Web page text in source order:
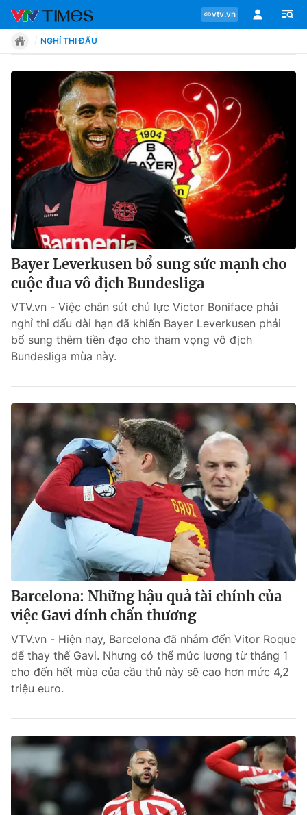
vtv.vn
Chuyên mục
Tin tức
Move
Phong cách
Chân dung
Bóng đá
Các môn khác
VIDEO
Bên lề
NGHỈ THI ĐẤU
Bayer Leverkusen bổ sung sức mạnh cho
cuộc đua vô địch Bundesliga
VTV.vn - Việc chân sút chủ lực Victor Boniface phải
nghỉ thi đấu dài hạn đã khiến Bayer Leverkusen phải
bổ sung thêm tiền đạo cho tham vọng vô địch
Bundesliga mùa này.
Barcelona: Những hậu quả tài chính của
việc Gavi dính chấn thương
VTV.vn - Hiện nay, Barcelona đã nhắm đến Vitor Roque
để thay thế Gavi. Nhưng có thể mức lương từ tháng 1
cho đến hết mùa của cầu thủ này sẽ cao hơn mức 4,2
triệu euro.